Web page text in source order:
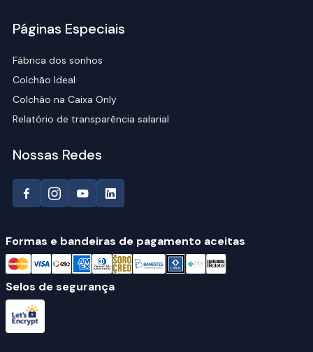
Páginas Especiais
Fábrica dos sonhos
Colchão Ideal
Colchão na Caixa Only
Relatório de transparência salarial
Nossas Redes
Formas e bandeiras de pagamento aceitas
Selos de segurança